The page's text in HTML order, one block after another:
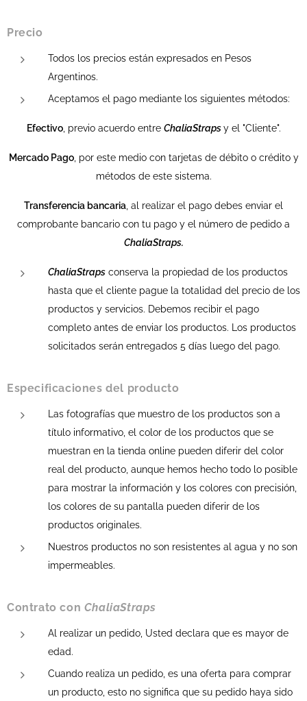
Precio
Todos los precios están expresados en Pesos
Argentinos.
Aceptamos el pago mediante los siguientes métodos:
Efectivo, previo acuerdo entre ChaliaStrapsy el "Cliente".
Mercado Pago, por este medio con tarjetas de débito o crédito y
métodos de este sistema.
Transferencia bancaria , al realizar el pago debes enviar el
comprobante bancario con tu pago y el número de pedido a
ChaliaStraps.
ChaliaStraps conserva la propiedad de los productos
hasta que el cliente pague la totalidad del precio de los
productos y servicios. Debemos recibir el pago
completo antes de enviar los productos. Los productos
solicitados serán entregados 5 días luego del pago.
Especificaciones del producto
Las fotografías que muestro de los productos son a
título informativo, el color de los productos que se
muestran en la tienda online pueden diferir del color
real del producto, aunque hemos hecho todo lo posible
para mostrar la información y los colores con precisión,
los colores de su pantalla pueden diferir de los
productos originales.
Nuestros productos no son resistentes al agua y no son
impermeables.
Contrato con ChaliaStraps
Al realizar un pedido, Usted declara que es mayor de
edad.
Cuando realiza un pedido, es una oferta para comprar
un producto, esto no significa que su pedido haya sido